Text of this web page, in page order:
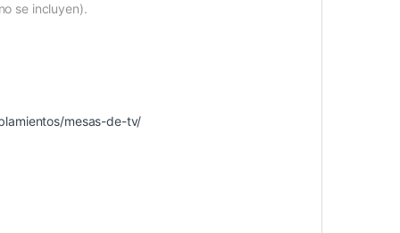
se incluyen).
mesas-de-tv/